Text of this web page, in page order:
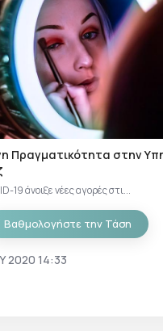
Πραγματικότητα στην
19 άνοιξε νέες αγορές στι...
Βαθμολογήστε την Τάση
2020 14:33